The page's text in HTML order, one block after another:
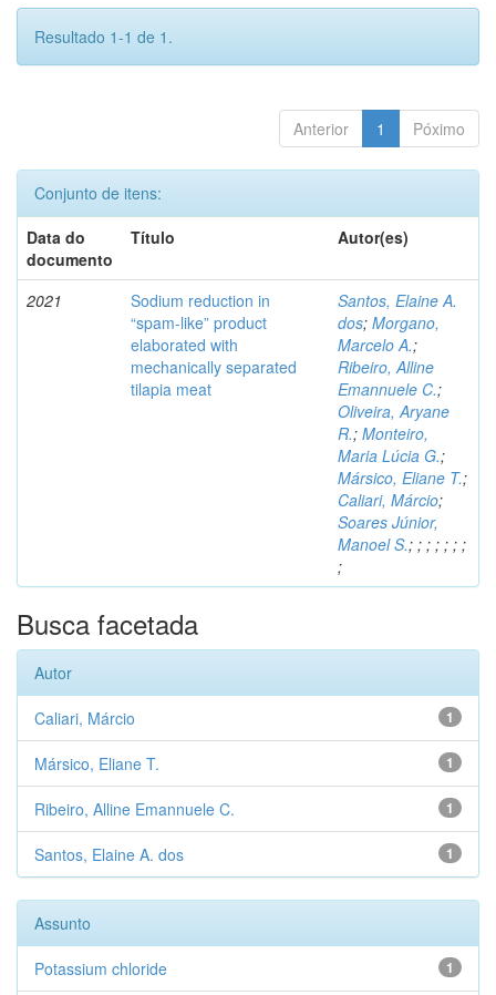
Resultado 1-1 de 1.
Anterior 1 Póximo
Conjunto de itens:
Data do
documento
Título Autor(es)
2021
Sodium reduction in
“spam-like” product
elaborated with
mechanically separated
tilapia meat
Santos, Elaine A.
dos; Morgano,
Marcelo A.;
Ribeiro, Alline
Emannuele C.;
Oliveira, Aryane
R.; Monteiro,
Maria Lúcia G.;
Mársico, Eliane T.;
Caliari, Márcio;
Soares Júnior,
Manoel S.; ; ; ; ; ; ;
;
Busca facetada
Autor
1
Caliari, Márcio
1
Mársico, Eliane T.
1
Ribeiro, Alline Emannuele C.
1
Santos, Elaine A. dos
Assunto
1
Potassium chloride